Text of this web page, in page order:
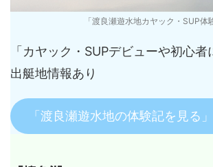
「渡良瀬遊水地カヤック・SUP体
「カヤック・SUPデビューや初心者
出艇地情報あり
「渡良瀬遊水地の体験記を見る」